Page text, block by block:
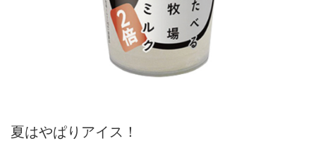
夏はやぱりアイス！